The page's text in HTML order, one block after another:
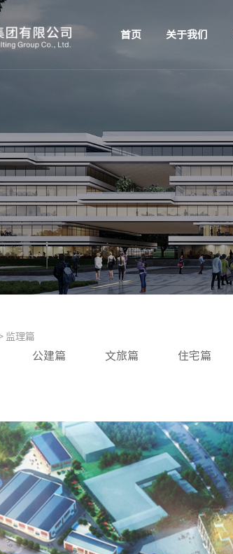
首页 关于我们
监理篇
公建篇 文旅篇 住宅篇